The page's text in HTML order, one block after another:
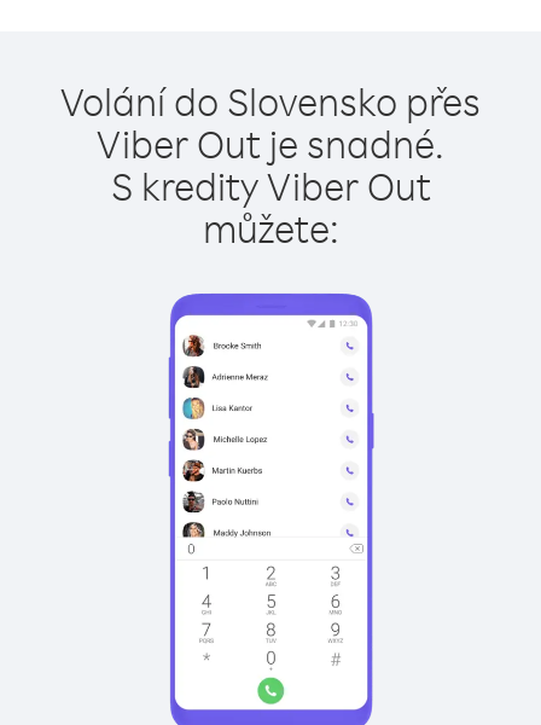
Volání do Slovensko přes
Viber Out je snadné.
S kredity Viber Out
můžete: